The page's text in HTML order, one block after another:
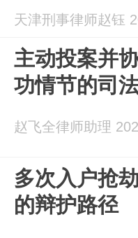
天津刑事律师赵钰
主动投案并
功情节的司
赵飞全律师助理
多次入户抢
的辩护路径